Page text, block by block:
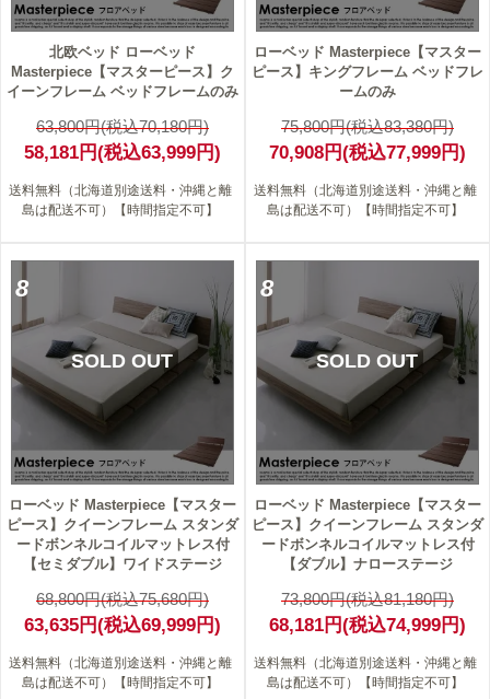
北欧ベッド ローベッド
Masterpiece【マスターピース】ク
イーンフレーム ベッドフレームのみ
63,800円(税込70,180円)
58,181円(税込63,999円)
送料無料（北海道別途送料・沖縄と離
島は配送不可）【時間指定不可】
ローベッド Masterpiece【マスター
ピース】キングフレーム ベッドフレ
ームのみ
75,800円(税込83,380円)
70,908円(税込77,999円)
送料無料（北海道別途送料・沖縄と離
島は配送不可）【時間指定不可】
8
SOLD OUT
ローベッド Masterpiece【マスター
ピース】クイーンフレーム スタンダ
ードボンネルコイルマットレス付
【セミダブル】ワイドステージ
68,800円(税込75,680円)
63,635円(税込69,999円)
送料無料（北海道別途送料・沖縄と離
島は配送不可）【時間指定不可】
8
SOLD OUT
ローベッド Masterpiece【マスター
ピース】クイーンフレーム スタンダ
ードボンネルコイルマットレス付
【ダブル】ナローステージ
73,800円(税込81,180円)
68,181円(税込74,999円)
送料無料（北海道別途送料・沖縄と離
島は配送不可）【時間指定不可】